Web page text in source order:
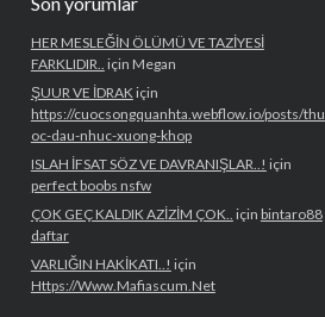
HER MESLEĞİN ÖLÜMÜ VE TAZİYESİ
FARKLIDIR.. için Megan
ŞUUR VE İDRAKiçin
https://cuocsongquanhta.webflow.io/posts/thu
oc-dau-nhuc-xuong-khop
ISLAH İFSAT SÖZ VE DAVRANIŞLAR..! için
perfect boobs nsfw
ÇOK GEÇ KALDIK AZİZİM ÇOK.. için bintaro88
daftar
VARLIĞIN HAKİKATI..! için
Https://Www.Mafiascum.Net